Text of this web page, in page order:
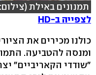
תמנונים באילת
לצפייה ב-HD
כולנו מכירים את
ומנסה להטביעה.
"שודדי הקאריביים"